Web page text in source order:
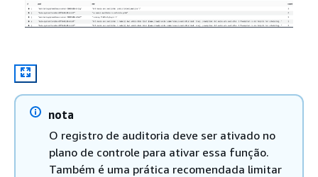
nota
O registro de auditoria deve ser ativado no
plano de controle para ativar essa função.
Também é uma prática recomendada limitar